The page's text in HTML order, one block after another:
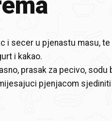
i secer u pjenastu masu,
i kakao.
prasak za pecivo, sodu
pjenjacom